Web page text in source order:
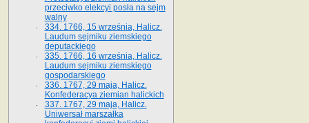
przeciwko elekcyi posła na sejm
walny
334. 1766, 15 września, Halicz.
Laudum sejmiku ziemskiego
deputackiego
335. 1766, 16 września, Halicz.
Laudum sejmiku ziemskiego
gospodarskiego
336. 1767, 29 maja, Halicz.
Konfederacya ziemian halickich
337. 1767, 29 maja, Halicz.
Uniwersał marszałka